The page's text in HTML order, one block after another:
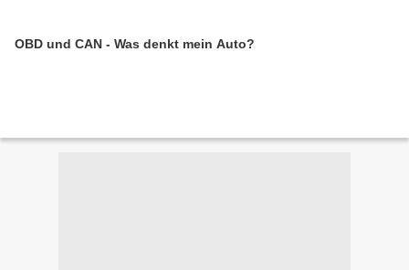
OBD und CAN - Was denkt mein Auto?